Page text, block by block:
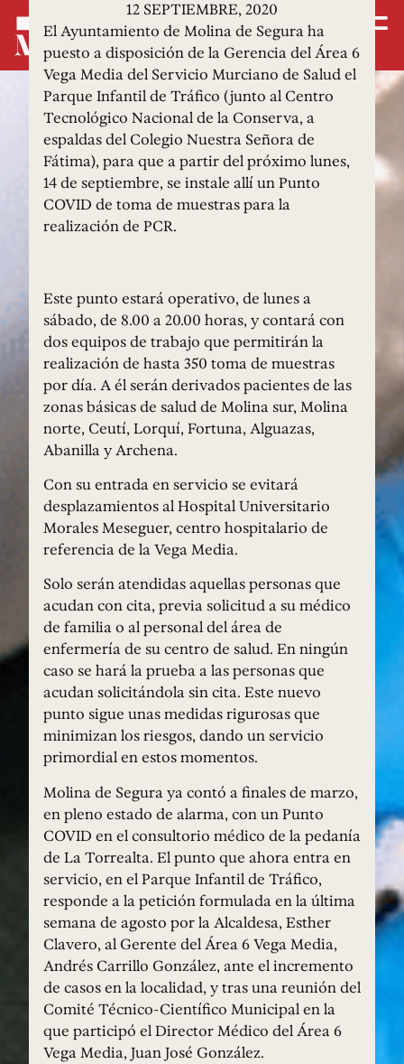
12 SEPTIEMBRE, 2020
El Ayuntamiento de Molina de Segura ha
puesto a disposición de la Gerencia del Área 6
Vega Media del Servicio Murciano de Salud el
Parque Infantil de Tráfico (junto al Centro
Tecnológico Nacional de la Conserva, a
espaldas del Colegio Nuestra Señora de
Fátima), para que a partir del próximo lunes,
14 de septiembre, se instale allí un Punto
COVID de toma de muestras para la
realización de PCR.
Este punto estará operativo, de lunes a
sábado, de 8.00 a 20.00 horas, y contará con
dos equipos de trabajo que permitirán la
realización de hasta 350 toma de muestras
por día. A él serán derivados pacientes de las
zonas básicas de salud de Molina sur, Molina
norte, Ceutí, Lorquí, Fortuna, Alguazas,
Abanilla y Archena.
Con su entrada en servicio se evitará
desplazamientos al Hospital Universitario
Morales Meseguer, centro hospitalario de
referencia de la Vega Media.
Solo serán atendidas aquellas personas que
acudan con cita, previa solicitud a su médico
de familia o al personal del área de
enfermería de su centro de salud. En ningún
caso se hará la prueba a las personas que
acudan solicitándola sin cita. Este nuevo
punto sigue unas medidas rigurosas que
minimizan los riesgos, dando un servicio
primordial en estos momentos.
Molina de Segura ya contó a finales de marzo,
en pleno estado de alarma, con un Punto
COVID en el consultorio médico de la pedanía
de La Torrealta. El punto que ahora entra en
servicio, en el Parque Infantil de Tráfico,
responde a la petición formulada en la última
semana de agosto por la Alcaldesa, Esther
Clavero, al Gerente del Área 6 Vega Media,
Andrés Carrillo González, ante el incremento
de casos en la localidad, y tras una reunión del
Comité Técnico-Científico Municipal en la
que participó el Director Médico del Área 6
Vega Media, Juan José González.